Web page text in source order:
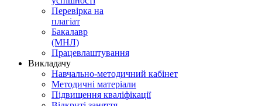
Перевірка на
плагіат
Бакалавр
(МНЛ)
Працевлаштування
Викладачу
Навчально-методичний кабінет
Методичні матеріали
Підвищення кваліфікації